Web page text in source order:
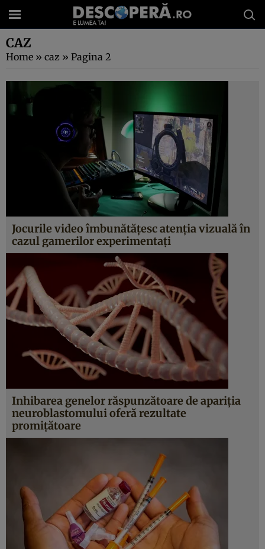
CAZ
Home » caz » Pagina 2
Jocurile video îmbunătăţesc atenţia vizuală în
cazul gamerilor experimentaţi
Inhibarea genelor răspunzătoare de apariţia
neuroblastomului oferă rezultate
promiţătoare